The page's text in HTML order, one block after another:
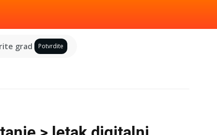
grad Potvrdite